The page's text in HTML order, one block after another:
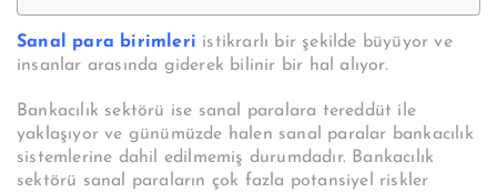
Sanal para birimleri istikrarlı bir şekilde büyüyor ve
insanlar arasında giderek bilinir bir hal alıyor.
Bankacılık sektörü ise sanal paralara tereddüt ile
yaklaşıyor ve günümüzde halen sanal paralar bankacılık
sistemlerine dahil edilmemiş durumdadır. Bankacılık
sektörü sanal paraların çok fazla potansiyel riskler